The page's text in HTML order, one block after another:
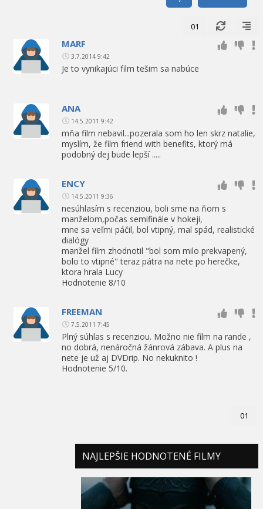
01
MARF
3.7.2014 9:42
Je to vynikajúci film tešim sa nabúce
ANA
14.5.2011 9:42
mňa film nebavil...pozerala som ho len skrz natalie,
myslím, že film friend with benefits, ktorý má
podobný dej bude lepší .....
ENCY
14.5.2011 9:36
nesúhlasím s recenziou, boli sme na ňom s
manželom,počas semifinále v hokeji,
mne sa veľmi páčil, bol vtipný, mal spád, realistické
dialógy
manžel film zhodnotil "bol som milo prekvapený,
bolo to vtipné" teraz pátra na nete po herečke,
ktora hrala Lucy
Hodnotenie 8/10
FREEMAN
7.5.2011 7:45
Plný súhlas s recenziou. Možno nie film na rande ,
no dobrá, nenáročná žánrová zábava. A plus na
nete je už aj DVDrip. No nekuknito !
Hodnotenie 5/10.
01
NAJLEPŠIE HODNOTENÉ FILMY